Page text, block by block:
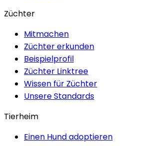
Züchter
Mitmachen
Züchter erkunden
Beispielprofil
Züchter Linktree
Wissen für Züchter
Unsere Standards
Tierheim
Einen Hund adoptieren